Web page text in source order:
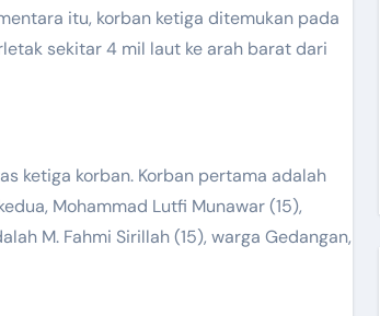
itu, korban ketiga ditemukan pada
sekitar 4 mil laut ke arah barat dari
ketiga korban. Korban pertama adalah
Mohammad Lutfi Munawar (15),
M. Fahmi Sirillah (15), warga Gedangan,